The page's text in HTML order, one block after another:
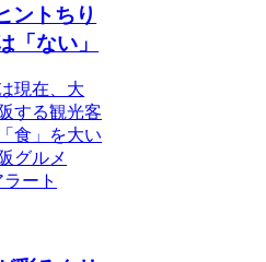
ントちり
「ない」
現在、大
する観光客
食」を大い
グルメ
ート